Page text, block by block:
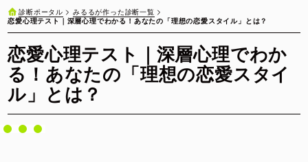
診断ポータル
みるるが作った診断一覧
恋愛心理テスト｜深層心理でわかる！あなたの「理想の恋愛スタイル」とは？
恋愛心理テスト｜深層心理でわか
る！あなたの「理想の恋愛スタイ
ル」とは？